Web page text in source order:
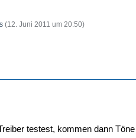
(12. Juni 2011 um 20:50)
testest, kommen dann